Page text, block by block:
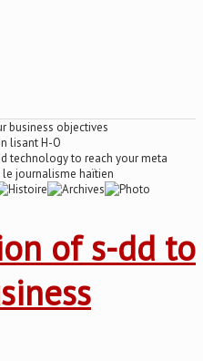
of s-dd to